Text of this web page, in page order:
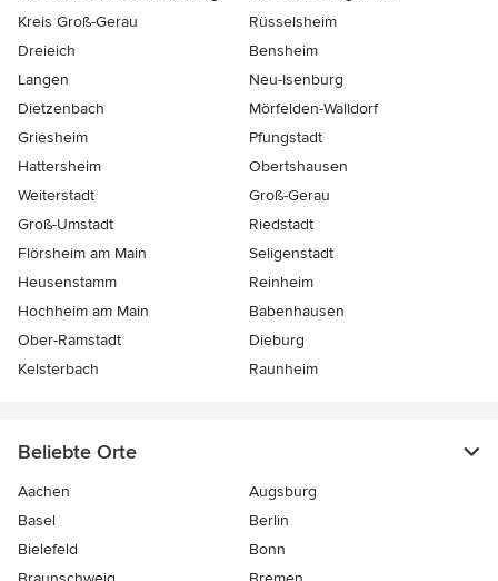
Kreis Groß-Gerau
Rüsselsheim
Dreieich
Bensheim
Langen
Neu-Isenburg
Dietzenbach
Mörfelden-Walldorf
Griesheim
Pfungstadt
Hattersheim
Obertshausen
Weiterstadt
Groß-Gerau
Groß-Umstadt
Riedstadt
Flörsheim am Main
Seligenstadt
Heusenstamm
Reinheim
Hochheim am Main
Babenhausen
Ober-Ramstadt
Dieburg
Kelsterbach
Raunheim
Beliebte Orte
Aachen
Augsburg
Basel
Berlin
Bielefeld
Bonn